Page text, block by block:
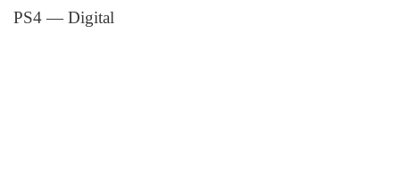
PS4 — Digital